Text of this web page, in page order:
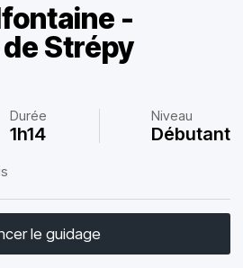
-
Strépy
Durée
1h14
Niveau
Débutant
le guidage